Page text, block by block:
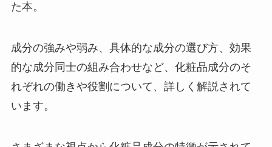
た本。
成分の強みや弱み、具体的な成分の選び方、効果
的な成分同士の組み合わせなど、化粧品成分のそ
れぞれの働きや役割について、詳しく解説されて
います。